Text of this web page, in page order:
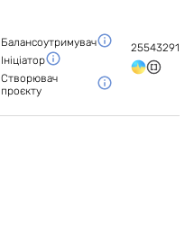
Балансоутримувач
Ініціатор
Створювач
проєкту
25543291